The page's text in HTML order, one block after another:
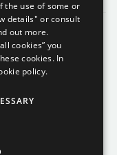
& Konditionen
Richtlinie
the use of some or
details" or consult
out more.
cookies” you
cookies. In
policy.